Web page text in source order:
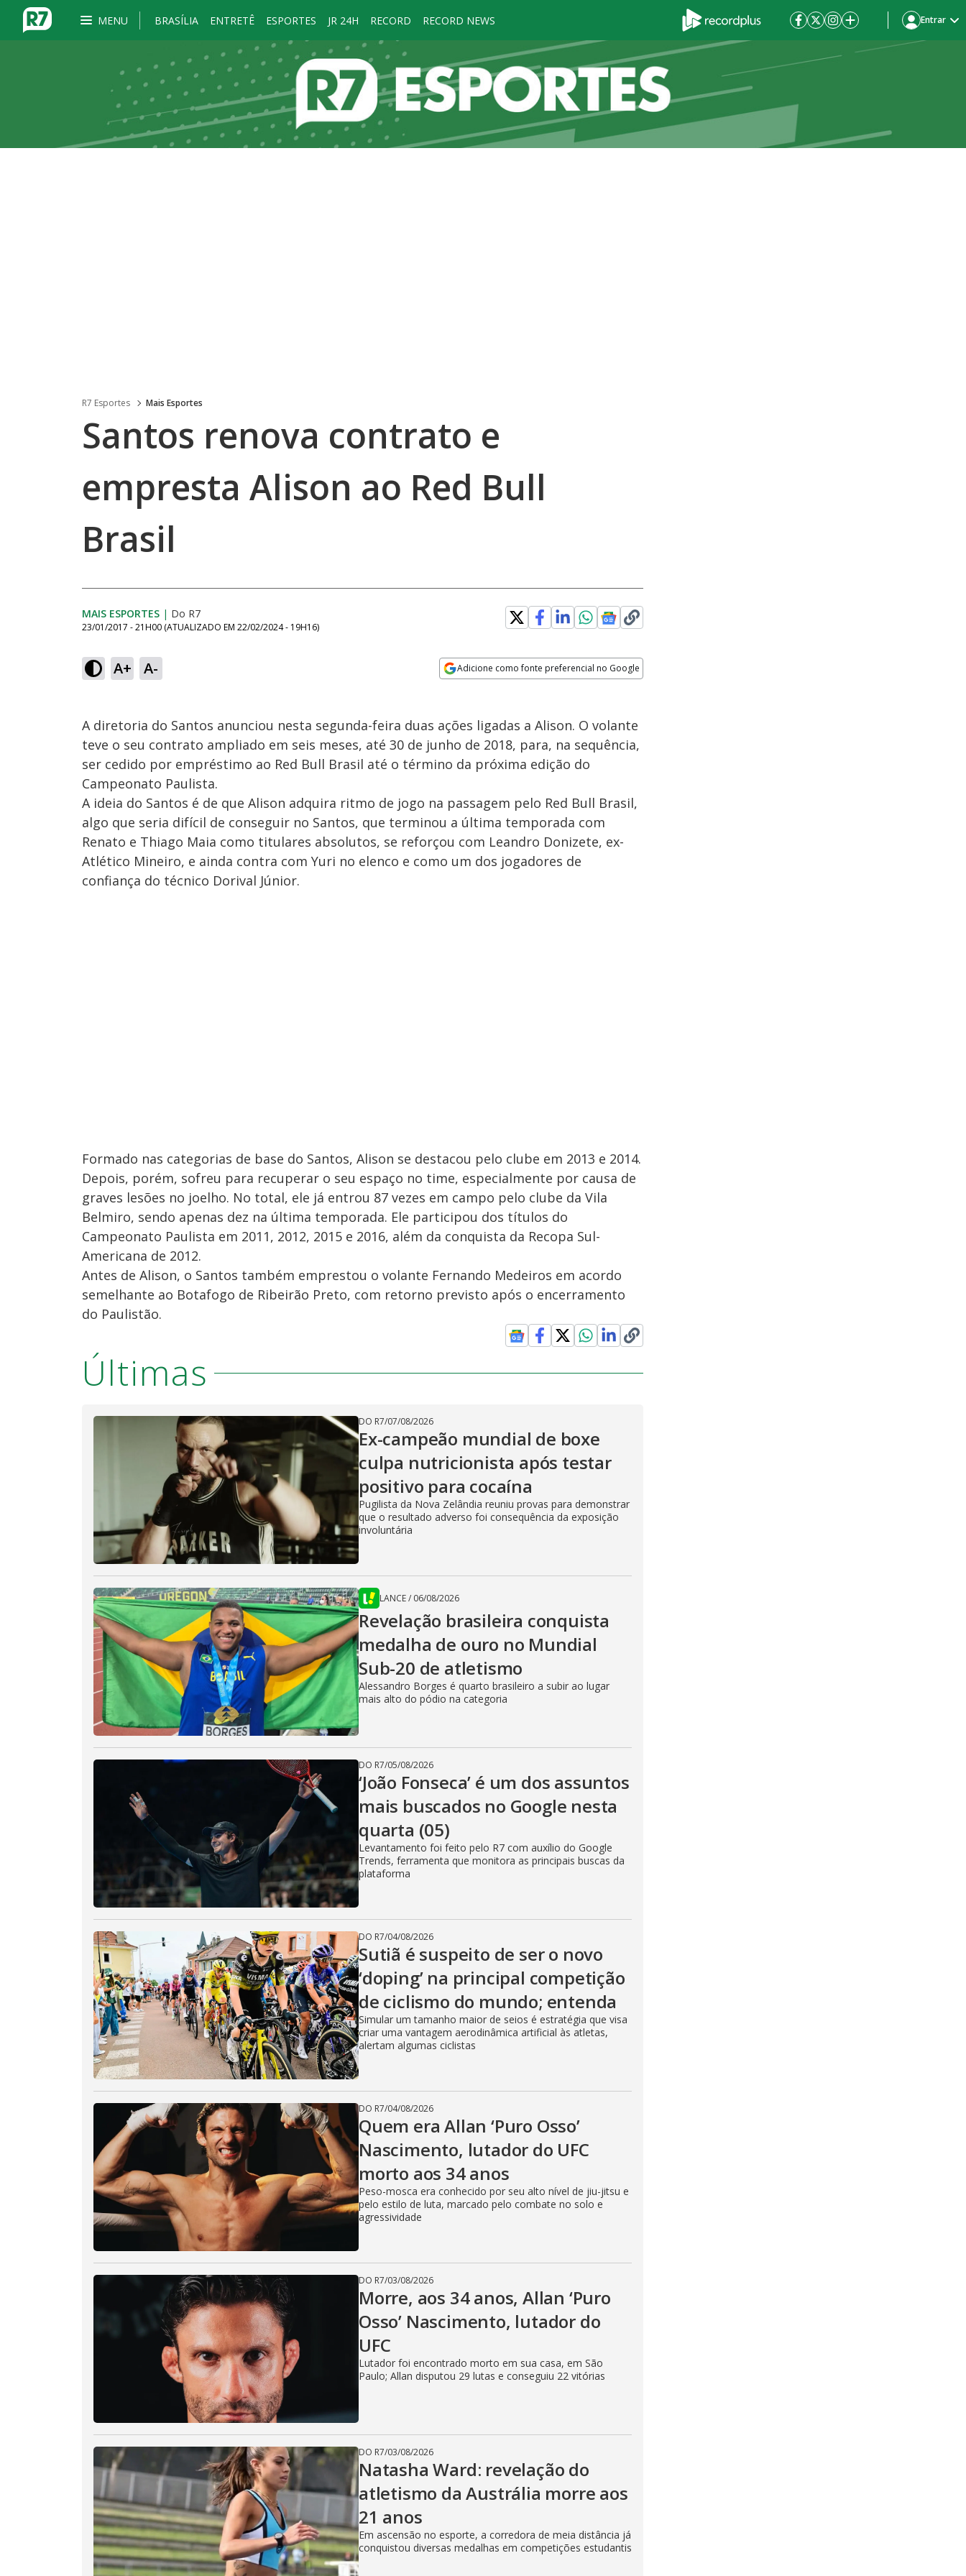
MENU BRASÍLIA ENTRETÊ ESPORTES JR 24H RECORD RECORD NEWS Entrar
R7 Esportes Mais Esportes
Santos renova contrato e
empresta Alison ao Red Bull
Brasil
MAIS ESPORTES | Do R7
23/01/2017 - 21H00 (ATUALIZADO EM 22/02/2024 - 19H16)
A+ A- Adicione como fonte preferencial no Google
A diretoria do Santos anunciou nesta segunda-feira duas ações ligadas a Alison. O volante
teve o seu contrato ampliado em seis meses, até 30 de junho de 2018, para, na sequência,
ser cedido por empréstimo ao Red Bull Brasil até o término da próxima edição do
Campeonato Paulista.
A ideia do Santos é de que Alison adquira ritmo de jogo na passagem pelo Red Bull Brasil,
algo que seria difícil de conseguir no Santos, que terminou a última temporada com
Renato e Thiago Maia como titulares absolutos, se reforçou com Leandro Donizete, ex-
Atlético Mineiro, e ainda contra com Yuri no elenco e como um dos jogadores de
confiança do técnico Dorival Júnior.
Formado nas categorias de base do Santos, Alison se destacou pelo clube em 2013 e 2014.
Depois, porém, sofreu para recuperar o seu espaço no time, especialmente por causa de
graves lesões no joelho. No total, ele já entrou 87 vezes em campo pelo clube da Vila
Belmiro, sendo apenas dez na última temporada. Ele participou dos títulos do
Campeonato Paulista em 2011, 2012, 2015 e 2016, além da conquista da Recopa Sul-
Americana de 2012.
Antes de Alison, o Santos também emprestou o volante Fernando Medeiros em acordo
semelhante ao Botafogo de Ribeirão Preto, com retorno previsto após o encerramento
do Paulistão.
Últimas
DO R7/07/08/2026
Ex-campeão mundial de boxe
culpa nutricionista após testar
positivo para cocaína
Pugilista da Nova Zelândia reuniu provas para demonstrar
que o resultado adverso foi consequência da exposição
involuntária
LANCE/ 06/08/2026
Revelação brasileira conquista
medalha de ouro no Mundial
Sub-20 de atletismo
Alessandro Borges é quarto brasileiro a subir ao lugar
mais alto do pódio na categoria
DO R7/05/08/2026
‘João Fonseca’ é um dos assuntos
mais buscados no Google nesta
quarta (05)
Levantamento foi feito pelo R7 com auxílio do Google
Trends, ferramenta que monitora as principais buscas da
plataforma
DO R7/04/08/2026
Sutiã é suspeito de ser o novo
‘doping’ na principal competição
de ciclismo do mundo; entenda
Simular um tamanho maior de seios é estratégia que visa
criar uma vantagem aerodinâmica artificial às atletas,
alertam algumas ciclistas
DO R7/04/08/2026
Quem era Allan ‘Puro Osso’
Nascimento, lutador do UFC
morto aos 34 anos
Peso-mosca era conhecido por seu alto nível de jiu-jitsu e
pelo estilo de luta, marcado pelo combate no solo e
agressividade
DO R7/03/08/2026
Morre, aos 34 anos, Allan ‘Puro
Osso’ Nascimento, lutador do
UFC
Lutador foi encontrado morto em sua casa, em São
Paulo; Allan disputou 29 lutas e conseguiu 22 vitórias
DO R7/03/08/2026
Natasha Ward: revelação do
atletismo da Austrália morre aos
21 anos
Em ascensão no esporte, a corredora de meia distância já
conquistou diversas medalhas em competições estudantis